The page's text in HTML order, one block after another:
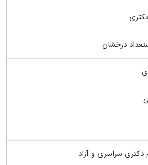
درخشان
دکتری سراسری و آزاد